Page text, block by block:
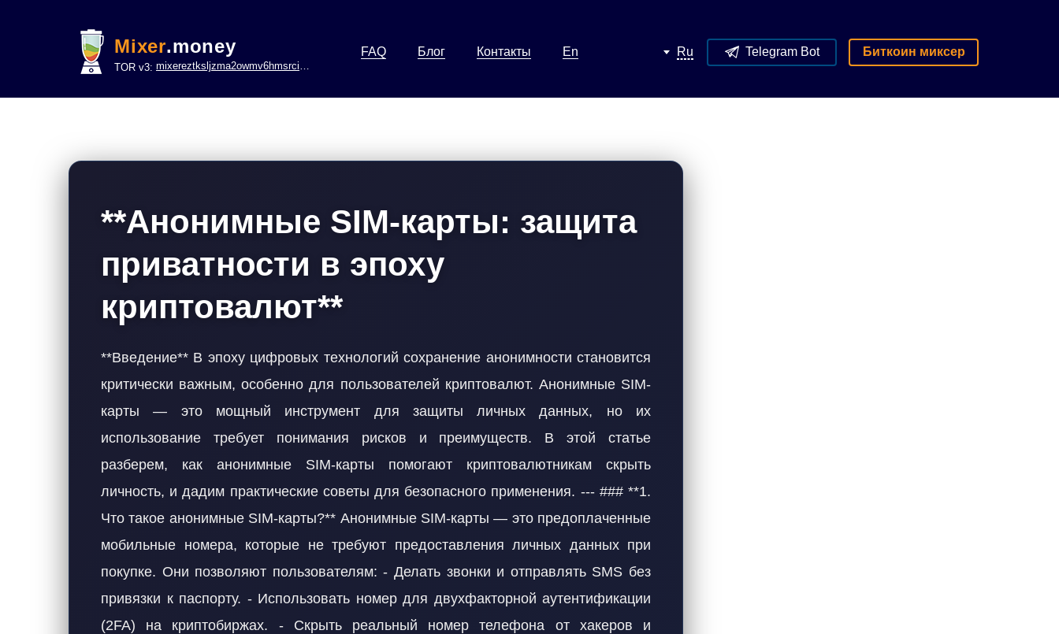
Mixer.money
TOR v3: mixereztksljzma2owmv6hmsrci322lsje6m3svicoddk3xbgvhd2fid.onion
FAQ Блог Контакты En Ru Telegram Bot Биткоин миксер
**Анонимные SIM-карты: защита
приватности в эпоху
криптовалют**
**Введение** В эпоху цифровых технологий сохранение анонимности становится
критически важным, особенно для пользователей криптовалют. Анонимные SIM-
карты — это мощный инструмент для защиты личных данных, но их
использование требует понимания рисков и преимуществ. В этой статье
разберем, как анонимные SIM-карты помогают криптовалютникам скрыть
личность, и дадим практические советы для безопасного применения. --- ### **1.
Что такое анонимные SIM-карты?** Анонимные SIM-карты — это предоплаченные
мобильные номера, которые не требуют предоставления личных данных при
покупке. Они позволяют пользователям: - Делать звонки и отправлять SMS без
привязки к паспорту. - Использовать номер для двухфакторной аутентификации
(2FA) на криптобиржах. - Скрыть реальный номер телефона от хакеров и